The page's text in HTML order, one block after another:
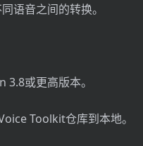
语音之间的转换。
3.8或更高版本。
Toolkit仓库到本地。